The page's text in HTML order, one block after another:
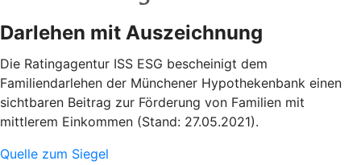
Darlehen mit Auszeichnung
Die Ratingagentur ISS ESG bescheinigt dem
Familiendarlehen der Münchener Hypothekenbank einen
sichtbaren Beitrag zur Förderung von Familien mit
mittlerem Einkommen (Stand: 27.05.2021).
Quelle zum Siegel